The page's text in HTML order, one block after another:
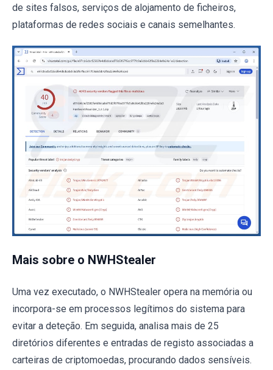
de sites falsos, serviços de alojamento de ficheiros,
plataformas de redes sociais e canais semelhantes.
Mais sobre o NWHStealer
Uma vez executado, o NWHStealer opera na memória ou
incorpora-se em processos legítimos do sistema para
evitar a deteção. Em seguida, analisa mais de 25
diretórios diferentes e entradas de registo associadas a
carteiras de criptomoedas, procurando dados sensíveis.